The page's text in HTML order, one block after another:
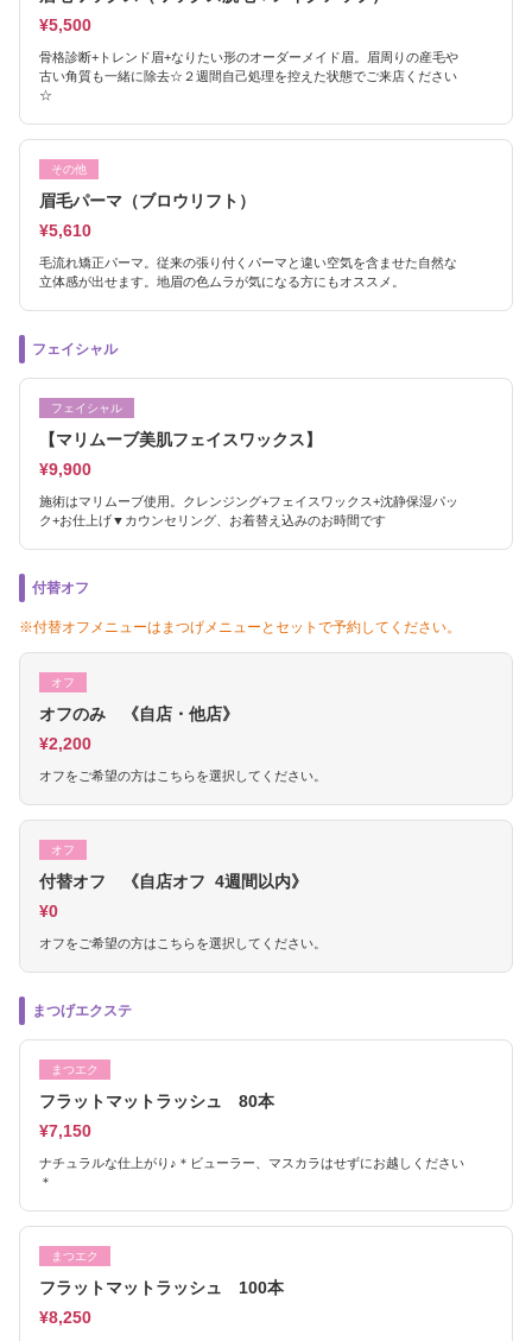
¥5,500
骨格診断+トレンド眉+なりたい形のオーダーメイド眉。眉周りの産毛や
古い角質も一緒に除去☆２週間自己処理を控えた状態でご来店ください
☆
その他
眉毛パーマ（ブロウリフト）
¥5,610
毛流れ矯正パーマ。従来の張り付くパーマと違い空気を含ませた自然な
立体感が出せます。地眉の色ムラが気になる方にもオススメ。
フェイシャル
フェイシャル
【マリムーブ美肌フェイスワックス】
¥9,900
施術はマリムーブ使用。クレンジング+フェイスワックス+沈静保湿パッ
ク+お仕上げ▼カウンセリング、お着替え込みのお時間です
付替オフ
※付替オフメニューはまつげメニューとセットで予約してください。
オフ
オフのみ 《自店・他店》
¥2,200
オフをご希望の方はこちらを選択してください。
オフ
付替オフ 《自店オフ 4週間以内》
¥0
オフをご希望の方はこちらを選択してください。
まつげエクステ
まつエク
フラットマットラッシュ 80本
¥7,150
ナチュラルな仕上がり♪＊ビューラー、マスカラはせずにお越しください
＊
まつエク
フラットマットラッシュ 100本
¥8,250